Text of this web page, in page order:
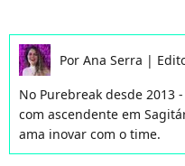
Por Ana Serra |
No Purebreak desde 2013
com ascendente em
ama inovar com o time.